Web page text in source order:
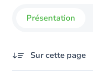
Présentation
Sur cette page